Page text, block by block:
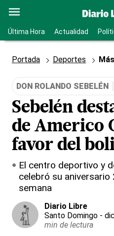
Última Hora Actualidad
Portada Deportes
DON ROLANDO SEBELÉN
Sebelén
de Americo
favor del
El centro deportivo y
celebró su
semana
Diario Libre
Santo Domingo -
min de lectura